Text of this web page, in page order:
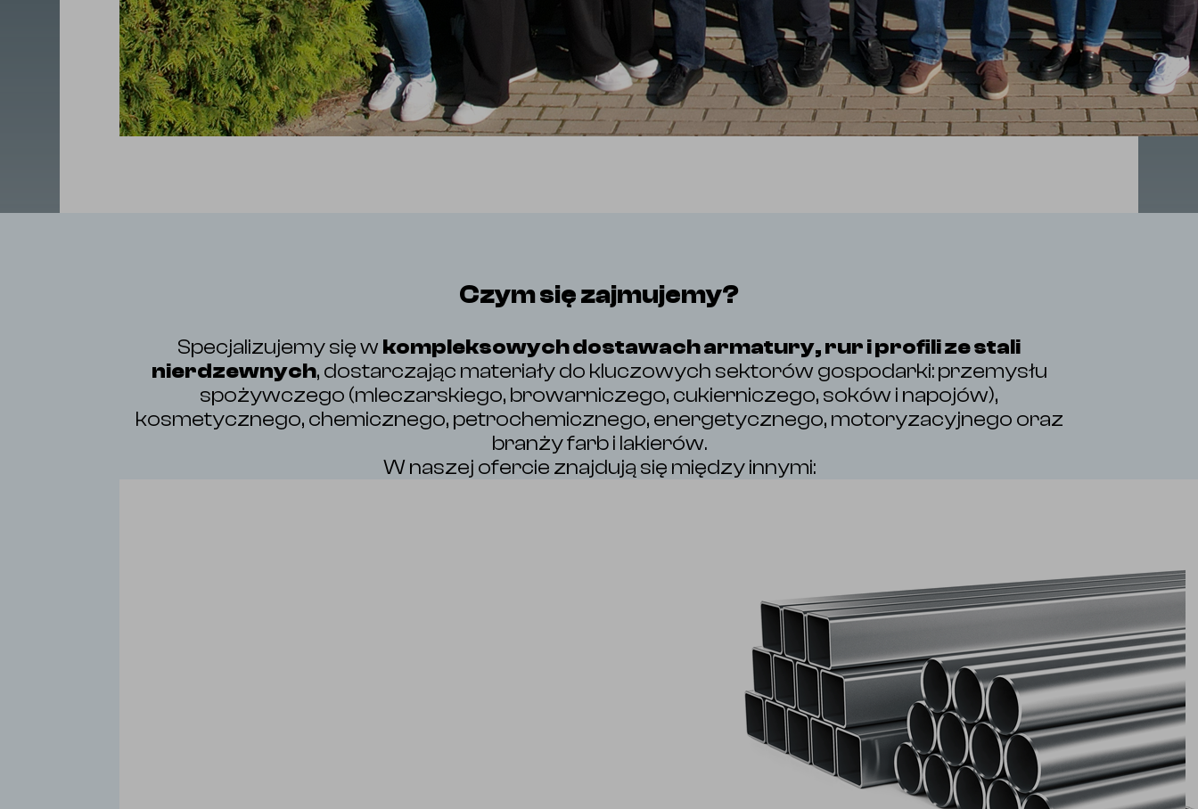
Czym się zajmujemy?
Specjalizujemy się wkompleksowych dostawach armatury, rur i profili ze stali
nierdzewnych, dostarczając materiały do kluczowych sektorów gospodarki: przemysłu
spożywczego (mleczarskiego, browarniczego, cukierniczego, soków i napojów),
kosmetycznego, chemicznego, petrochemicznego, energetycznego, motoryzacyjnego oraz
branży farb i lakierów.
W naszej ofercie znajdują się między innymi: